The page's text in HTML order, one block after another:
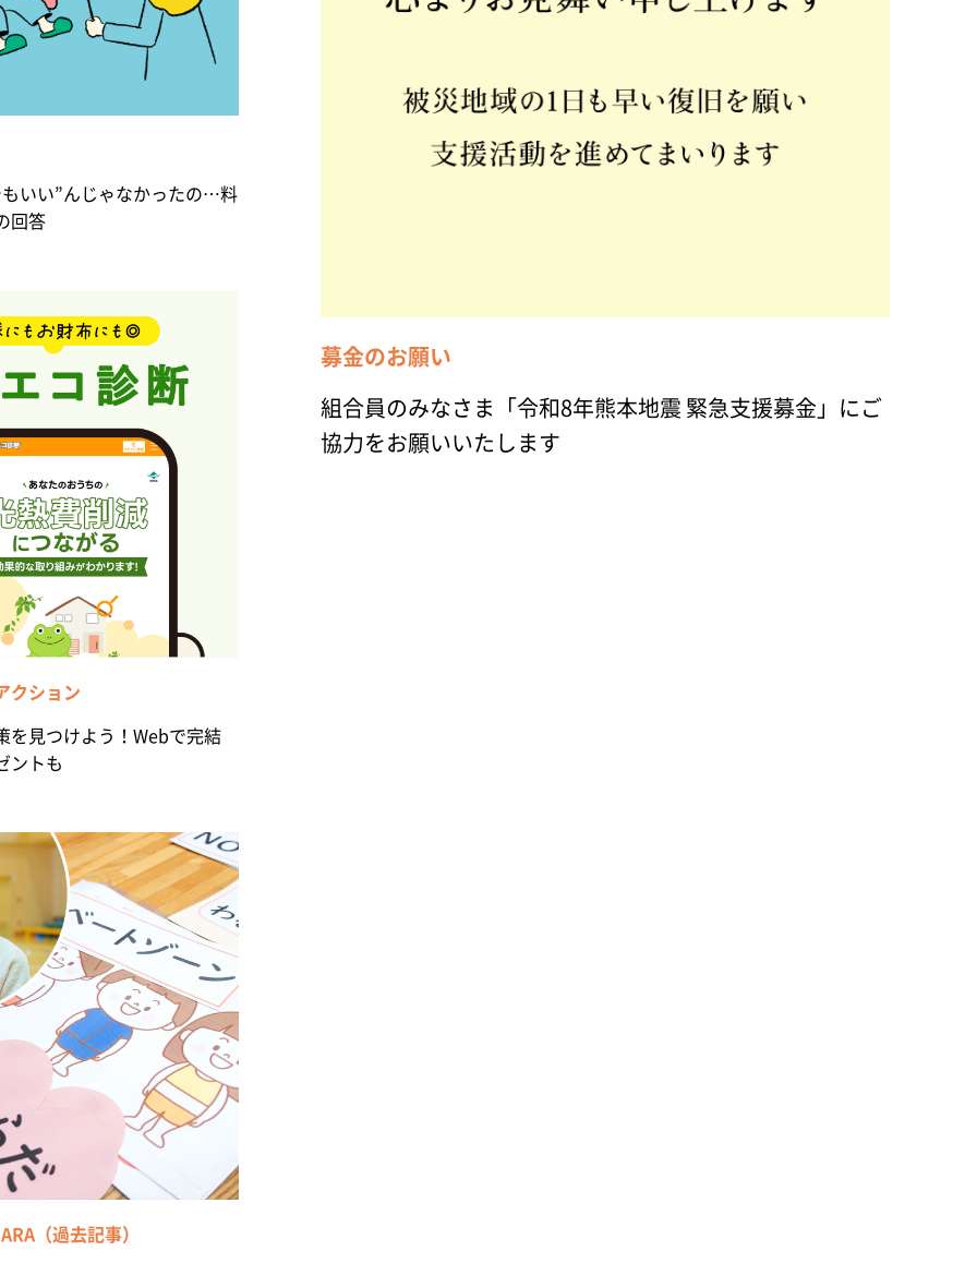
募金のお願い
組合員のみなさま「令和8年熊本地震 緊急支援募金」にご
協力をお願いいたします
もいい”んじゃなかったの…料
回答
クション
を見つけよう！Webで完結
ントも
（過去記事）